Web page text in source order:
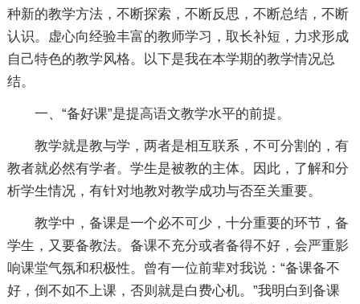
种新的教学方法，不断探索，不断反思，不断总结，不断
认识。虚心向经验丰富的教师学习，取长补短，力求形成
自己特色的教学风格。以下是我在本学期的教学情况总
结。
一、“备好课”是提高语文教学水平的前提。
教学就是教与学，两者是相互联系，不可分割的，有
教者就必然有学者。学生是被教的主体。因此，了解和分
析学生情况，有针对地教对教学成功与否至关重要。
教学中，备课是一个必不可少，十分重要的环节，备
学生，又要备教法。备课不充分或者备得不好，会严重影
响课堂气氛和积极性。曾有一位前辈对我说：“备课备不
好，倒不如不上课，否则就是白费心机。”我明白到备课